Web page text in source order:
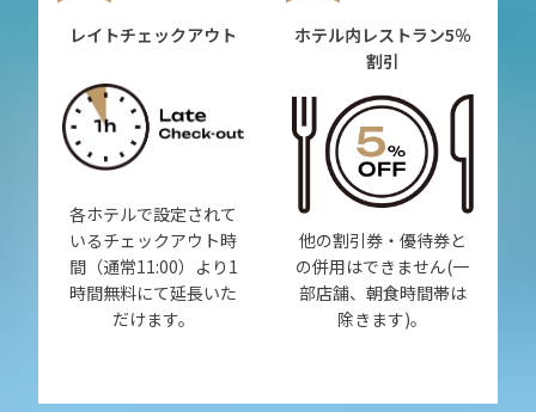
レイトチェックアウト
各ホテルで設定されて
いるチェックアウト時
間（通常11:00）より1
時間無料にて延長いた
だけます。
ホテル内レストラン5％
割引
他の割引券・優待券と
の併用はできません(一
部店舗、朝食時間帯は
除きます)。